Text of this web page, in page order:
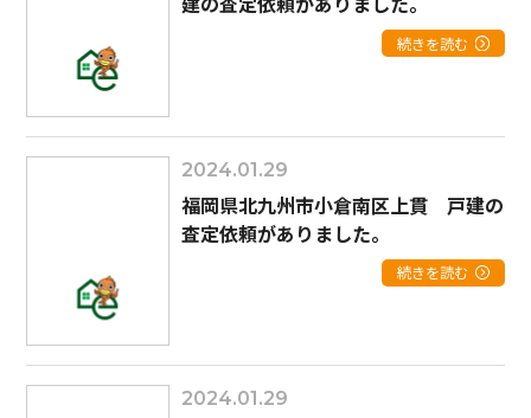
続きを読む
2024.01.29
福岡県北九州市小倉南区上貫 戸建の
査定依頼がありました。
続きを読む
2024.01.29